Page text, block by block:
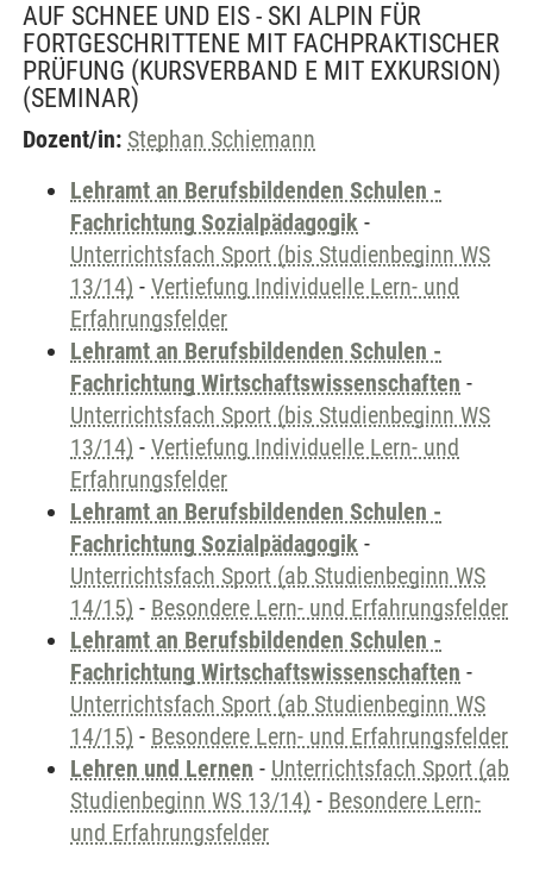
AUF SCHNEE UND EIS - SKI ALPIN FÜR
FORTGESCHRITTENE MIT FACHPRAKTISCHER
PRÜFUNG (KURSVERBAND E MIT EXKURSION)
(SEMINAR)
Dozent/in: Stephan Schiemann
Lehramt an Berufsbildenden Schulen -
Fachrichtung Sozialpädagogik -
Unterrichtsfach Sport (bis Studienbeginn WS
13/14) - Vertiefung Individuelle Lern- und
Erfahrungsfelder
Lehramt an Berufsbildenden Schulen -
Fachrichtung Wirtschaftswissenschaften -
Unterrichtsfach Sport (bis Studienbeginn WS
13/14) - Vertiefung Individuelle Lern- und
Erfahrungsfelder
Lehramt an Berufsbildenden Schulen -
Fachrichtung Sozialpädagogik -
Unterrichtsfach Sport (ab Studienbeginn WS
14/15) - Besondere Lern- und Erfahrungsfelder
Lehramt an Berufsbildenden Schulen -
Fachrichtung Wirtschaftswissenschaften -
Unterrichtsfach Sport (ab Studienbeginn WS
14/15) - Besondere Lern- und Erfahrungsfelder
Lehren und Lernen - Unterrichtsfach Sport (ab
Studienbeginn WS 13/14) - Besondere Lern-
und Erfahrungsfelder